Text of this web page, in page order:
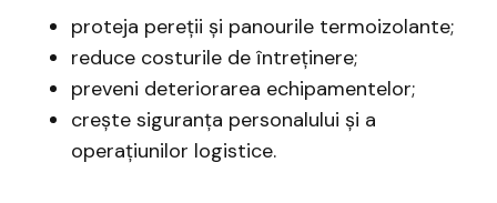
proteja pereții și panourile termoizolante;
reduce costurile de întreținere;
preveni deteriorarea echipamentelor;
crește siguranța personalului și a
operațiunilor logistice.